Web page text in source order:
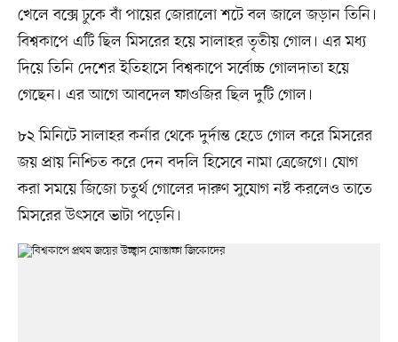
খেলে বক্সে ঢুকে বাঁ পায়ের জোরালো শটে বল জালে জড়ান তিনি।
বিশ্বকাপে এটি ছিল মিসরের হয়ে সালাহর তৃতীয় গোল। এর মধ্য
দিয়ে তিনি দেশের ইতিহাসে বিশ্বকাপে সর্বোচ্চ গোলদাতা হয়ে
গেছেন। এর আগে আবদেল ফাওজির ছিল দুটি গোল।
৮২ মিনিটে সালাহর কর্নার থেকে দুর্দান্ত হেডে গোল করে মিসরের
জয় প্রায় নিশ্চিত করে দেন বদলি হিসেবে নামা ত্রেজেগে। যোগ
করা সময়ে জিজো চতুর্থ গোলের দারুণ সুযোগ নষ্ট করলেও তাতে
মিসরের উৎসবে ভাটা পড়েনি।